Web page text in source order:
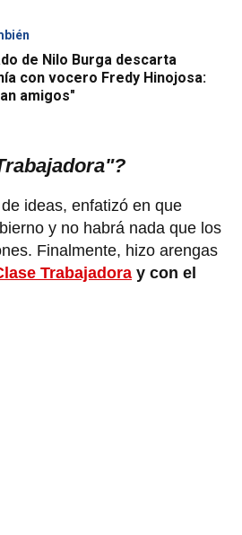
de Nilo Burga descarta
con vocero Fredy Hinojosa:
amigos"
ideas, enfatizó en que
y no habrá nada que los
Finalmente, hizo arengas
Trabajadora y con el